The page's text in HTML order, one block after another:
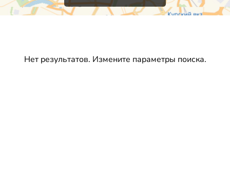
Нет результатов. Измените параметры поиска.